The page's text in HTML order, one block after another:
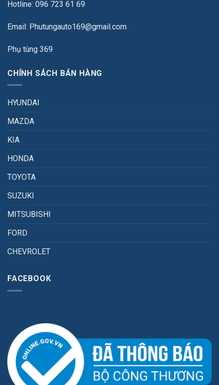
Hotline: 096 723 61 69
Email: Phutungauto169@gmail.com
Phụ tùng 369
CHÍNH SÁCH BÁN HÀNG
HYUNDAI
MAZDA
KIA
HONDA
TOYOTA
SUZUKI
MITSUBISHI
FORD
CHEVROLET
FACEBOOK